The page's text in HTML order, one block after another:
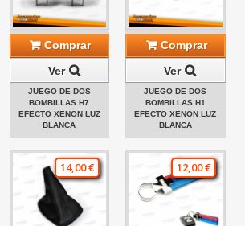
Comprar
Ver
JUEGO DE DOS
BOMBILLAS H7
EFECTO XENON LUZ
BLANCA
Comprar
Ver
JUEGO DE DOS
BOMBILLAS H1
EFECTO XENON LUZ
BLANCA
14,00 € 12,00 €